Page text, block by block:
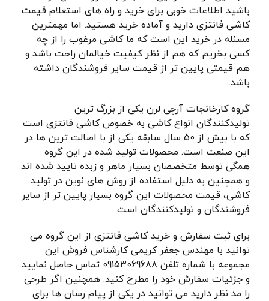
باشید اطلاعات خوبی برای خرید و راه های استعلام قیمت
کاشی فانتزی دارید و آماده خرید هستید. اما مهمترین
مسئله در خرید این است که ما کاشی مرغوب را از چه
کسی بخریم که هم از نظر کیفیت خیالمان راحت باشد و
هم قیمتی پایین تر از قیمت سایر فروشندگان داشته
باشد.
گروه کارخانجات آرچی لرن یکی از بزرگ ترین
تولیدکنندگان انواع کاشی به خصوص کاشی فانتزی است
که با بیش از 50 سال سابقه یکی از با اصالت ترین ها در
این صنعت است. محصولات تولید شده در این گروه
همگی توسط متخصصان بسیار ماهر و زبده تایید شده اند
و همچنین به دلیل استفاده از روش های نوین در تولید
کاشی، قیمت محصولات این گروه بسیار پایین تر از سایر
فروشندگان و تولیدکنندگان است.
برای ثبت سفارش و خرید کاشی فانتزی از این گروه می
توانید با مهندس جعفر کریمی کارشناس فروش این
مجموعه با شماره تلفن 09153069688 تماس حاصل نمایید
و جزئیات سفارش خود را مطرح کنید. همچنین اگر طرحی
را مد نظر دارید می توانید در یکی از پیام رسان ها برای